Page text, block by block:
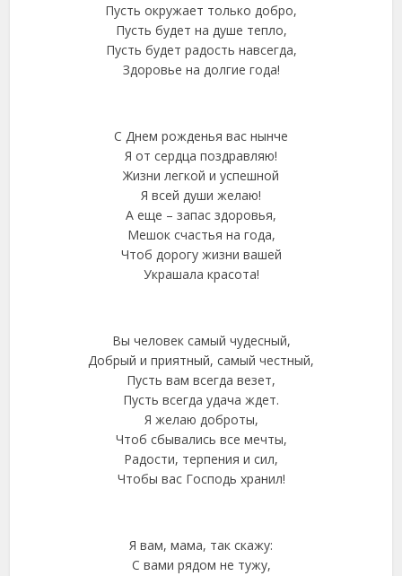
Пусть окружает только добро,
Пусть будет на душе тепло,
Пусть будет радость навсегда,
Здоровье на долгие года!
С Днем рожденья вас нынче
Я от сердца поздравляю!
Жизни легкой и успешной
Я всей души желаю!
А еще – запас здоровья,
Мешок счастья на года,
Чтоб дорогу жизни вашей
Украшала красота!
Вы человек самый чудесный,
Добрый и приятный, самый честный,
Пусть вам всегда везет,
Пусть всегда удача ждет.
Я желаю доброты,
Чтоб сбывались все мечты,
Радости, терпения и сил,
Чтобы вас Господь хранил!
Я вам, мама, так скажу:
С вами рядом не тужу,